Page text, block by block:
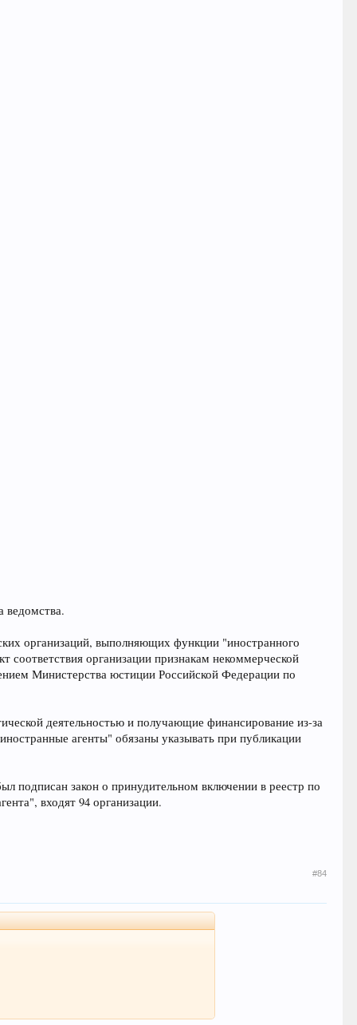
организаций, выполняющих функции "иностранного
организации признакам некоммерческой
Министерства юстиции Российской Федерации по
деятельностью и получающие финансирование из-за
агенты" обязаны указывать при публикации
подписан закон о принудительном включении в реестр по
входят 94 организации.
#84